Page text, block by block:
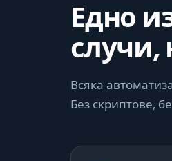
Едно
случи,
Всяка
Без скриптове,